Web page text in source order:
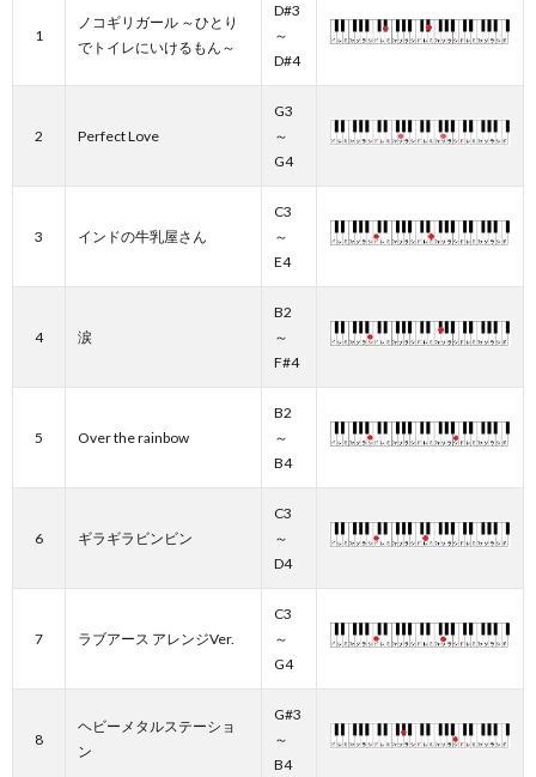
1
ノコギリガール ～ひとり
でトイレにいけるもん～
D#3
～
D#4
2 Perfect Love
G3
～
G4
3 インドの牛乳屋さん
C3
～
E4
4 涙
B2
～
F#4
5 Over the rainbow
B2
～
B4
6 ギラギラビンビン
C3
～
D4
7 ラブアース アレンジVer.
C3
～
G4
8
ヘビーメタルステーショ
ン
G#3
～
B4